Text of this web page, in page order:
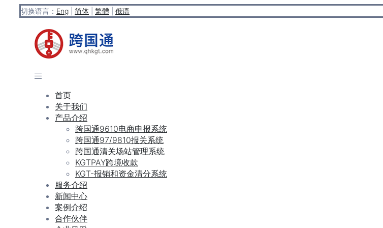
切换语言： Eng 简体 繁體 俄语
首页
关于我们
产品介绍
跨国通9610电商申报系统
跨国通97/9810报关系统
跨国通清关场站管理系统
KGTPAY跨境收款
KGT-报销和资金清分系统
服务介绍
新闻中心
案例介绍
合作伙伴